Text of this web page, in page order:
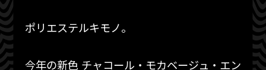
ポリエステルキモノ。
今年の新色 チャコール・モカベージュ・エン